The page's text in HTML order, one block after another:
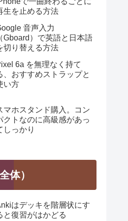
生を止める方法
音声入力
（Gboard）で英語と日本語
切り替える方法
6a を無理なく持て
、おすすめストラップと
い方
マホスタンド購入。コン
クトなのに高級感があっ
しっかり
体）
はデッキを階層状にす
と復習がはかどる